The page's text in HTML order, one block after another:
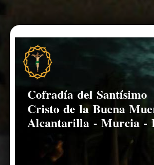
Cofradía del Santísimo
Cristo de la Buena
Alcantarilla - Murcia -